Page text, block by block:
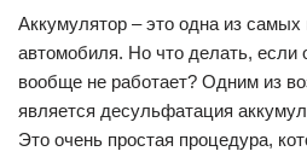
Аккумулятор – это одна из
автомобиля. Но что делать, если
вообще не работает? Одним из
является десульфатация
Это очень простая процедура,